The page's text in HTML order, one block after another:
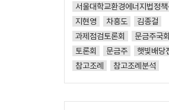
서울대학교환경에너지법정책
지현영
차흥도
김종걸
과제점검토론회
문금주국
토론회
문금주
햇빛배당
참고조례
참고조례분석